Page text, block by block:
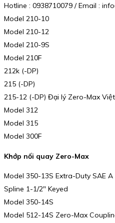
Hotline : 0938710079 / Email :
Model 210-10
Model 210-12
Model 210-9S
Model 210F
212k (-DP)
215 (-DP)
215-12 (-DP) Đại lý Zero-Max
Model 312
Model 315
Model 300F
Khớp nối quay Zero-Max
Model 350-13S Extra-Duty SAE
Spline 1-1/2″ Keyed
Model 350-14S
Model 512-14S Zero-Max